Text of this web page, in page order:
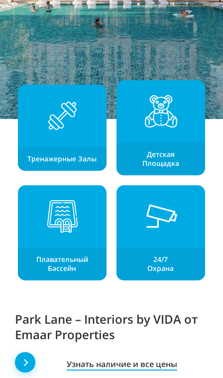
Тренажерные Залы
Детская
Площадка
Плавательный
Бассейн
24/7
Охрана
Park Lane – Interiors by VIDA от
Emaar Properties
Узнать наличие и все цены